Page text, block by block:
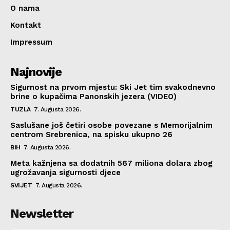
O nama
Kontakt
Impressum
Najnovije
Sigurnost na prvom mjestu: Ski Jet tim svakodnevno
brine o kupačima Panonskih jezera (VIDEO)
TUZLA 7. Augusta 2026.
Saslušane još četiri osobe povezane s Memorijalnim
centrom Srebrenica, na spisku ukupno 26
BIH 7. Augusta 2026.
Meta kažnjena sa dodatnih 567 miliona dolara zbog
ugrožavanja sigurnosti djece
SVIJET 7. Augusta 2026.
Newsletter